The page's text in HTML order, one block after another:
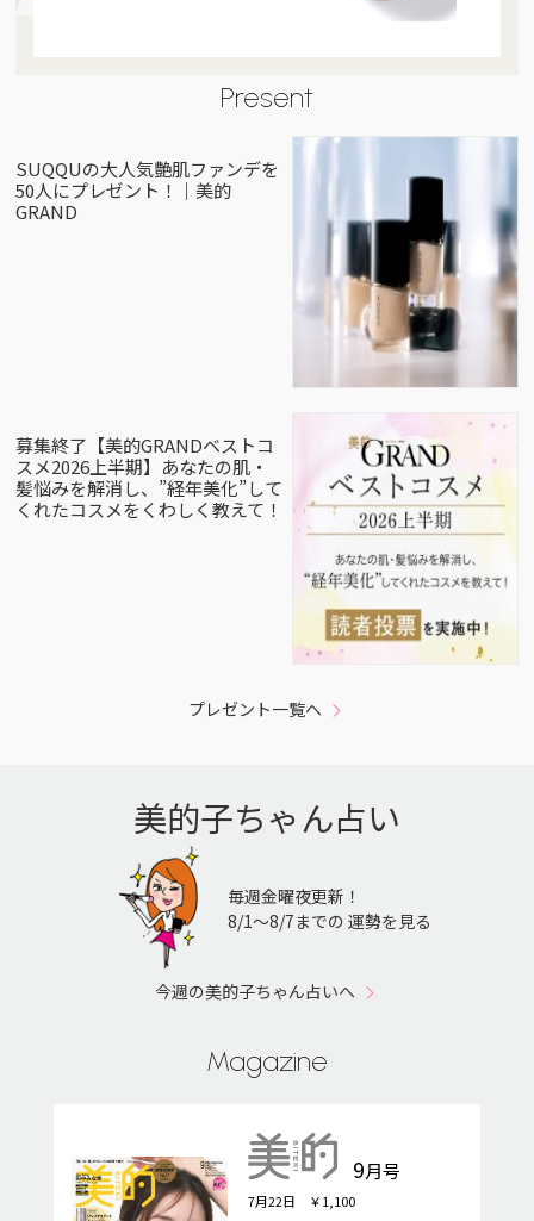
Present
SUQQUの大人気艶肌ファンデを
50人にプレゼント！｜美的
GRAND
募集終了【美的GRANDベストコ
スメ2026上半期】あなたの肌・
髪悩みを解消し、”経年美化”して
くれたコスメをくわしく教えて！
プレゼント一覧へ
美的子ちゃん占い
毎週金曜夜更新！
8/1〜8/7までの 運勢を見る
今週の美的子ちゃん占いへ
Magazine
9月号
7月22日 ￥1,100